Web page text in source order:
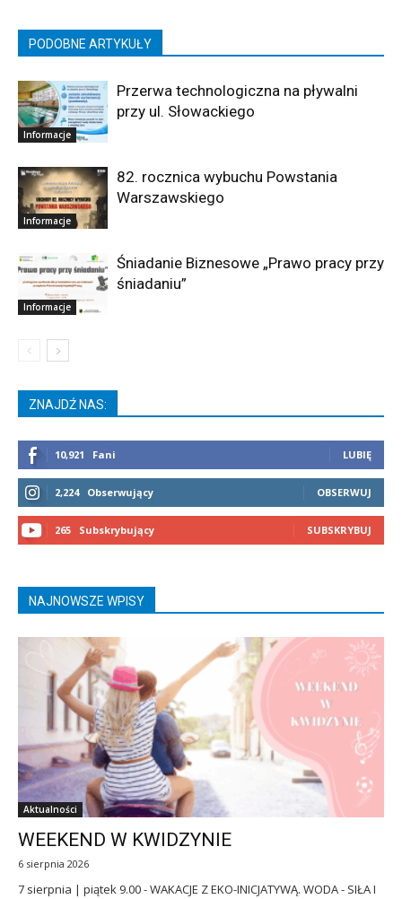
PODOBNE ARTYKUŁY
Informacje
Przerwa technologiczna na pływalni
przy ul. Słowackiego
Informacje
82. rocznica wybuchu Powstania
Warszawskiego
Informacje
Śniadanie Biznesowe „Prawo pracy przy
śniadaniu”
ZNAJDŹ NAS:
10,921 Fani LUBIĘ
2,224 Obserwujący OBSERWUJ
265 Subskrybujący SUBSKRYBUJ
NAJNOWSZE WPISY
Aktualności
WEEKEND W KWIDZYNIE
6 sierpnia 2026
7 sierpnia | piątek 9.00 - WAKACJE Z EKO-INICJATYWĄ. WODA - SIŁA I